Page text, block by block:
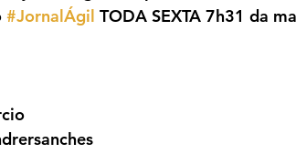
#JornalÁgil TODA SEXTA 7h31 da